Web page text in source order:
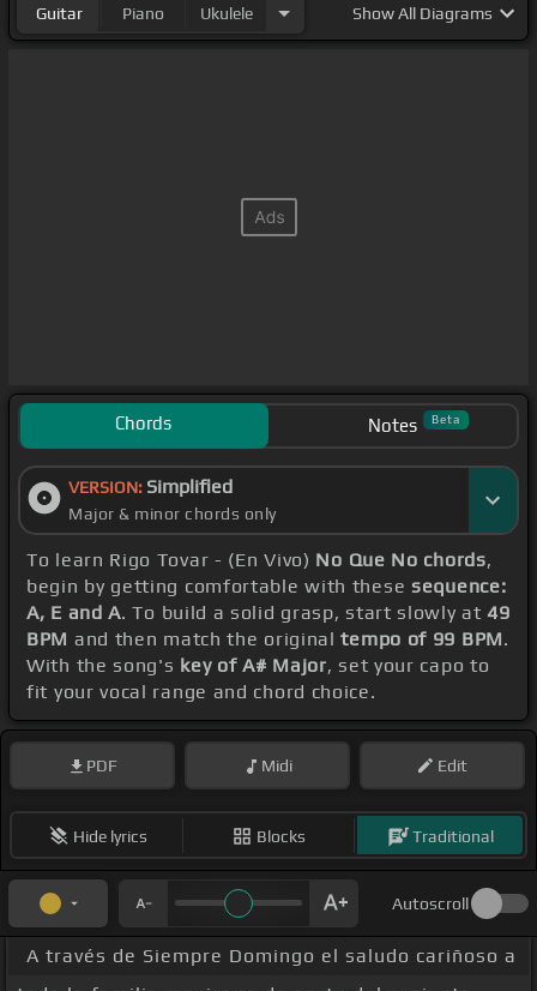
Guitar Piano Ukulele ShowAll Diagrams
Chords Notes Beta
VERSION: Simplified
Major & minor chords only
To learn Rigo Tovar - (En Vivo) No Que No chords,
begin by getting comfortable with thesesequence:
A, E and A. To build a solid grasp, start slowly at49
BPM and then match the originaltempo of 99 BPM.
With the song's key of A# Major, set your capo to
fit your vocal range and chord choice.
PDF Midi Edit
Hide lyrics Blocks Traditional
Autoscroll
A través de Siempre Domingo el saludo cariñoso a